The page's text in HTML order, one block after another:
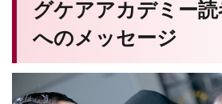
グケアアカデミー
へのメッセージ